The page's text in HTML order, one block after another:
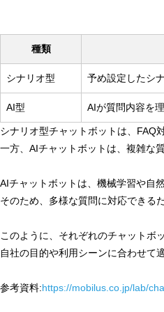
種類
シナリオ型 予め設定したシ
AI型 AIが質問内容を
シナリオ型チャットボットは、FAQ
一方、AIチャットボットは、複雑な
AIチャットボットは、機械学習や自
そのため、多様な質問に対応できる
このように、それぞれのチャットボ
自社の目的や利用シーンに合わせて
参考資料:https://mobilus.co.jp/lab/